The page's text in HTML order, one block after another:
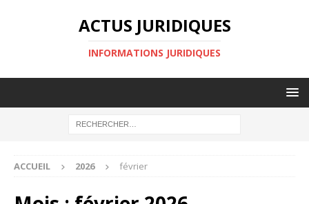
ACTUS JURIDIQUES
INFORMATIONS JURIDIQUES
ACCUEIL 2026 février